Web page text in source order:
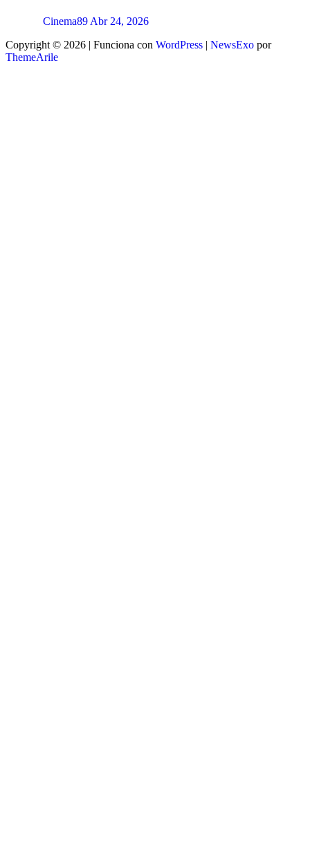
Cinema89 Abr 24, 2026
Copyright © 2026 | Funciona con WordPress | NewsExo por
ThemeArile